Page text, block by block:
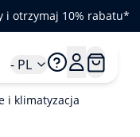
i otrzymaj 10% rabatu*
- PL
i klimatyzacja